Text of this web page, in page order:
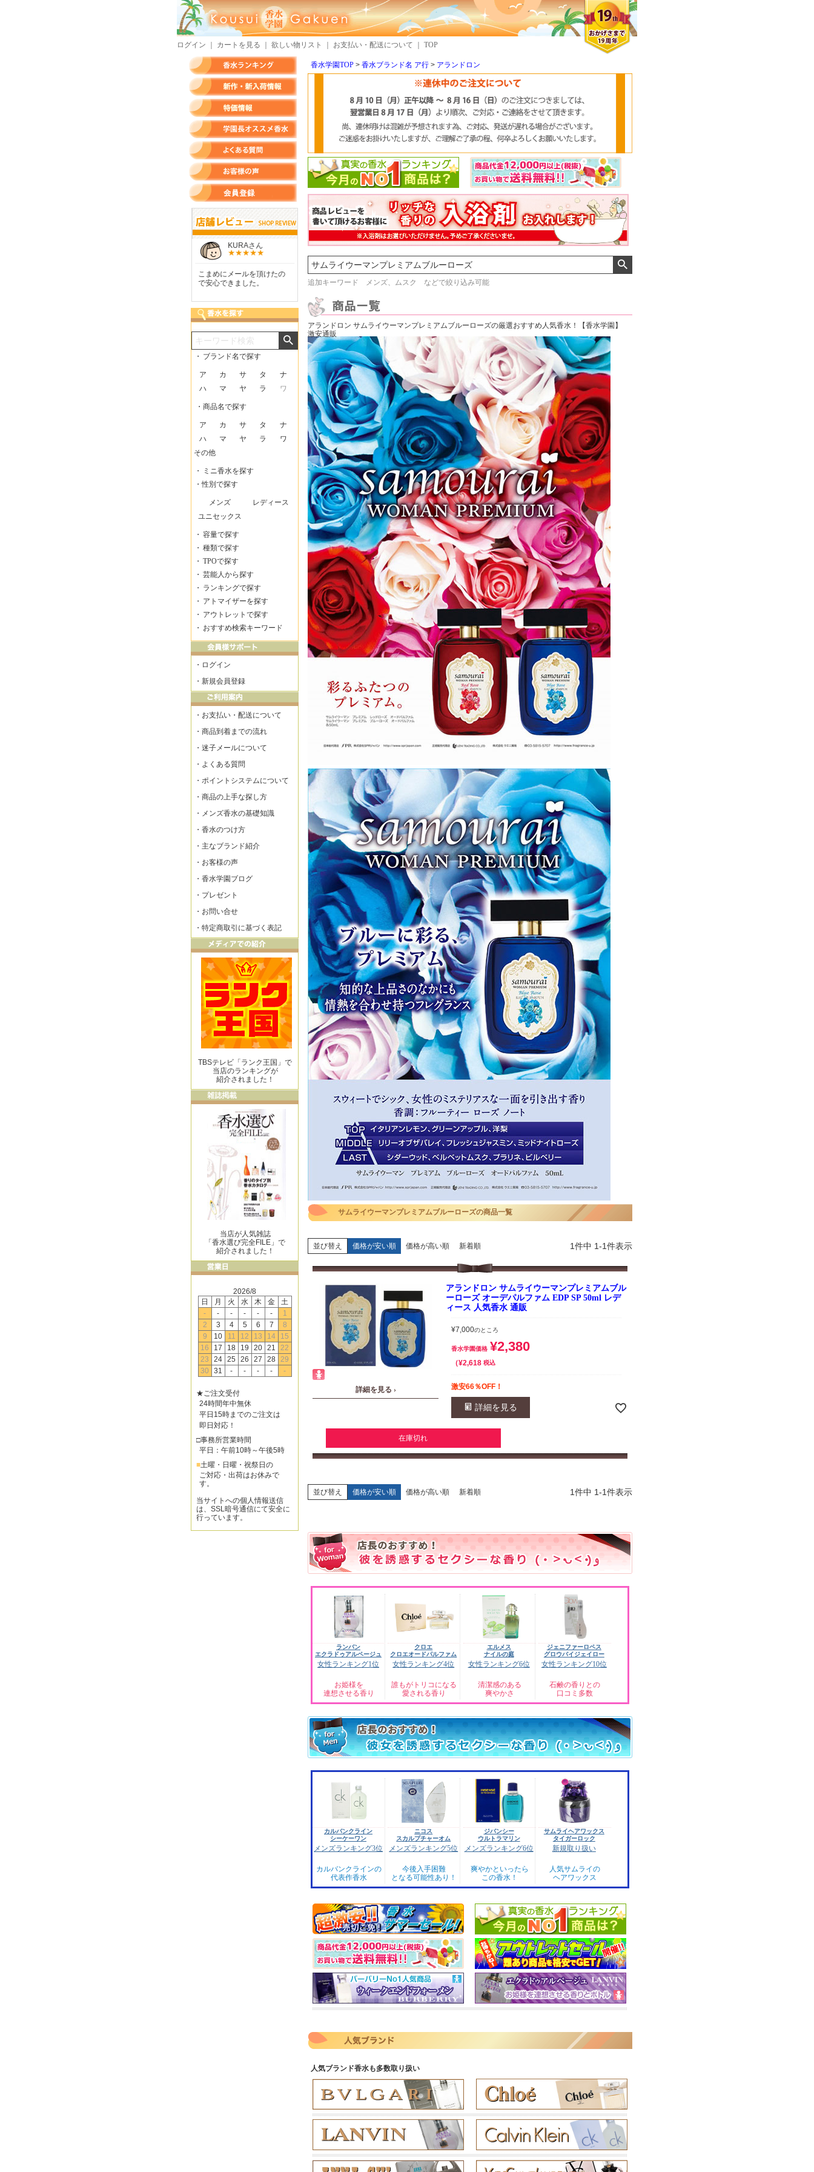
ログイン カートを見る 欲しい物リスト お支払い・配送について TOP
香水学園TOP 香水ブランド名 ア行 アランドロン
検索
追加キーワード メンズ、ムスク などで絞り込み可能
アランドロン サムライウーマンプレミアムブルーローズの厳選おすすめ人気香水！【香水学園】
激安通販
サムライウーマンプレミアムブルーローズの商品一覧
並び替え 価格が安い順 価格が高い順 新着順 1件中 1-1件表示
詳細を見る ›
アランドロン サムライウーマンプレミアムブル
ーローズ オーデパルファム EDP SP 50ml レデ
ィース 人気香水 通販
¥7,000のところ
香水学園価格 ¥2,380
¥2,618 税込
激安66％OFF！
詳細を見る
在庫切れ
並び替え 価格が安い順 価格が高い順 新着順 1件中 1-1件表示
ランバン
エクラドゥアルページュ
女性ランキング1位
お姫様を
連想させる香り
クロエ
クロエオードパルファム
女性ランキング4位
誰もがトリコになる
愛される香り
エルメス
ナイルの庭
女性ランキング6位
清潔感のある
爽やかさ
ジェニファーロペス
グロウバイジェイロー
女性ランキング10位
石鹸の香りとの
口コミ多数
カルバンクライン
シーケーワン
メンズランキング3位
カルバンクラインの
代表作香水
ニコス
スカルプチャーオム
メンズランキング5位
今後入手困難
となる可能性あり！
ジバンシー
ウルトラマリン
メンズランキング6位
爽やかといったら
この香水！
サムライヘアワックス
タイガーロック
新規取り扱い
人気サムライの
ヘアワックス
人気ブランド香水も多数取り扱い
KURAさん
こまめにメールを頂けたの
で安心できました。
しらすさん
商品が早く届いたのでよか
ったです。また利用させて
MMさん
好きな香水を、いろいろ少
量試せるところが魅力でし
クロエさん
気持ちよくお取引が出来ま
おまけありがとうございま
・ ブランド名で探す
ア カ サ タ
ナ
ハ
マ ヤ ラ ワ
・商品名で探す
ア カ サ タ
ナ
ハ
マ ヤ ラ
ワ
その他
・
ミニ香水を探す
・性別で探す
メンズ
レディース
ユニセックス
・ 容量で探す
・ 種類で探す
・ TPOで探す
・ 芸能人から探す
・ ランキングで探す
・ アトマイザーを探す
・ アウトレットで探す
・ おすすめ検索キーワード
・ ログイン
・ 新規会員登録
・ お支払い・配送について
・ 商品到着までの流れ
・ 迷子メールについて
・ よくある質問
・ ポイントシステムについて
・ 商品の上手な探し方
・ メンズ香水の基礎知識
・ 香水のつけ方
・ 主なブランド紹介
・ お客様の声
・ 香水学園ブログ
・ プレゼント
・ お問い合せ
・ 特定商取引に基づく表記
TBSテレビ「ランク王国」で
当店のランキングが
紹介されました！
当店が人気雑誌
「香水選び完全FILE」で
紹介されました！
2026/8
日
月 火 水 木 金
土
-
- - - - -
1
2
3 4 5 6 7
8
9
10 11 12 13 14
15
16
17 18 19 20 21
22
23
24 25 26 27 28 29
30
31 - - - - -
★ご注文受付
24時間年中無休
平日15時までのご注文は
即日対応！
□事務所営業時間
平日：午前10時～午後5時
■土曜・日曜・祝祭日の
ご対応・出荷はお休みで
す。
当サイトへの個人情報送信
は、SSL暗号通信にて安全に
行っています。